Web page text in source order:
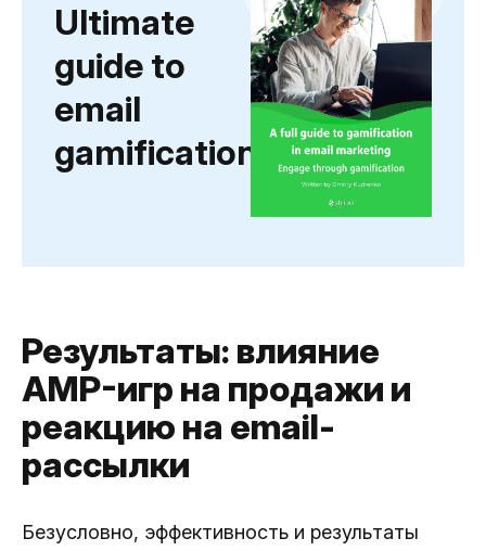
Ultimate
guide to
email
gamification
Результаты: влияние
AMP-игр на продажи и
реакцию на email-
рассылки
Безусловно, эффективность и результаты